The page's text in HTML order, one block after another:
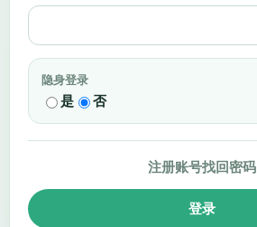
隐身登录
是 否
注册账号找回密码
登录